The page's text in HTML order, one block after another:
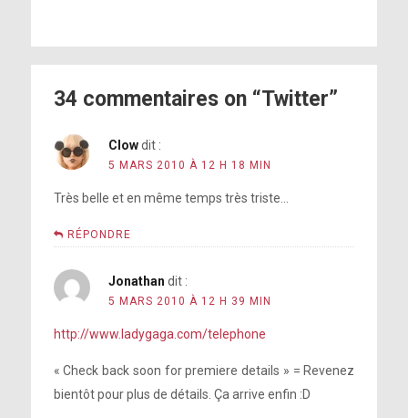
34 commentaires on “Twitter”
Clow dit :
5 MARS 2010 À 12 H 18 MIN
Très belle et en même temps très triste…
RÉPONDRE
Jonathan dit :
5 MARS 2010 À 12 H 39 MIN
http://www.ladygaga.com/telephone
« Check back soon for premiere details » = Revenez
bientôt pour plus de détails. Ça arrive enfin :D